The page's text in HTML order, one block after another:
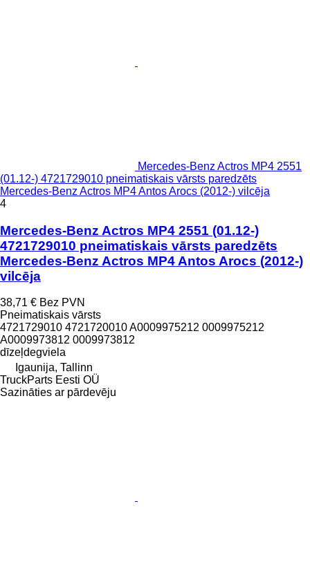
Mercedes-Benz Actros MP4 2551
(01.12-) 4721729010 pneimatiskais vārsts paredzēts
Mercedes-Benz Actros MP4 Antos Arocs (2012-) vilcēja
4
Mercedes-Benz Actros MP4 2551 (01.12-)
4721729010 pneimatiskais vārsts paredzēts
Mercedes-Benz Actros MP4 Antos Arocs (2012-)
vilcēja
38,71 € Bez PVN
Pneimatiskais vārsts
4721729010 4721720010 A0009975212 0009975212
A0009973812 0009973812
dīzeļdegviela
Igaunija, Tallinn
TruckParts Eesti OÜ
Sazināties ar pārdevēju